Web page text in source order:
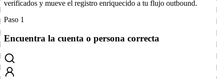
verificados y mueve el registro enriquecido a tu flujo outbound.
Paso 1
Encuentra la cuenta o persona correcta